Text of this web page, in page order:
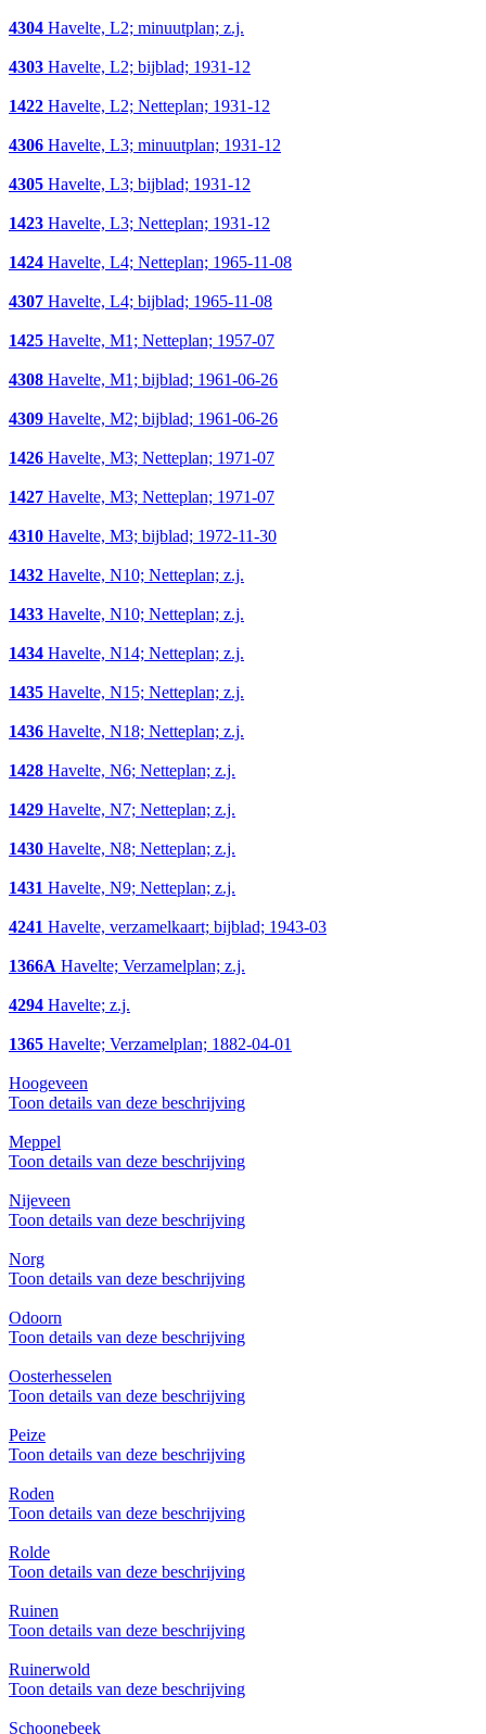
4304 Havelte, L2; minuutplan; z.j.
4303 Havelte, L2; bijblad; 1931-12
1422 Havelte, L2; Netteplan; 1931-12
4306 Havelte, L3; minuutplan; 1931-12
4305 Havelte, L3; bijblad; 1931-12
1423 Havelte, L3; Netteplan; 1931-12
1424 Havelte, L4; Netteplan; 1965-11-08
4307 Havelte, L4; bijblad; 1965-11-08
1425 Havelte, M1; Netteplan; 1957-07
4308 Havelte, M1; bijblad; 1961-06-26
4309 Havelte, M2; bijblad; 1961-06-26
1426 Havelte, M3; Netteplan; 1971-07
1427 Havelte, M3; Netteplan; 1971-07
4310 Havelte, M3; bijblad; 1972-11-30
1432 Havelte, N10; Netteplan; z.j.
1433 Havelte, N10; Netteplan; z.j.
1434 Havelte, N14; Netteplan; z.j.
1435 Havelte, N15; Netteplan; z.j.
1436 Havelte, N18; Netteplan; z.j.
1428 Havelte, N6; Netteplan; z.j.
1429 Havelte, N7; Netteplan; z.j.
1430 Havelte, N8; Netteplan; z.j.
1431 Havelte, N9; Netteplan; z.j.
4241 Havelte, verzamelkaart; bijblad; 1943-03
1366A Havelte; Verzamelplan; z.j.
4294 Havelte; z.j.
1365 Havelte; Verzamelplan; 1882-04-01
Hoogeveen
Toon details van deze beschrijving
Meppel
Toon details van deze beschrijving
Nijeveen
Toon details van deze beschrijving
Norg
Toon details van deze beschrijving
Odoorn
Toon details van deze beschrijving
Oosterhesselen
Toon details van deze beschrijving
Peize
Toon details van deze beschrijving
Roden
Toon details van deze beschrijving
Rolde
Toon details van deze beschrijving
Ruinen
Toon details van deze beschrijving
Ruinerwold
Toon details van deze beschrijving
Schoonebeek